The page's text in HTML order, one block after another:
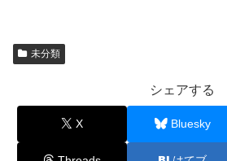
未分類
シェアする
X Bluesky